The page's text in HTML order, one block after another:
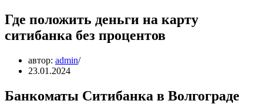
Где положить деньги на карту
ситибанка без процентов
автор: admin
23.01.2024
Банкоматы Ситибанка в Волгограде